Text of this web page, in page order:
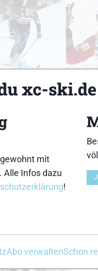
8
xc-ski.de
mit
Alle Infos dazu
!
Abo verwaltenSchon